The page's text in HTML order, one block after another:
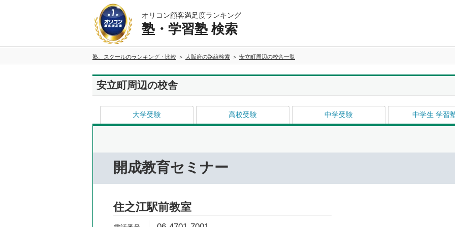
オリコン顧客満足度ランキング
塾・学習塾 検索
塾、スクールのランキング・比較 大阪府の路線検索 安立町周辺の校舎一覧
安立町周辺の校舎
大学受験 高校受験 中学受験 中学生 学習
開成教育セミナー
住之江駅前教室